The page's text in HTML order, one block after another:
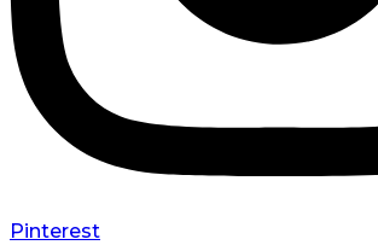
Pinterest